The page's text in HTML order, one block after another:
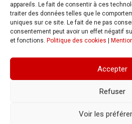
appareils. Le fait de consentir à ces
traiter des données telles que le
uniques sur ce site. Le fait de ne pas
consentement peut avoir un effet négatif
et fonctions. Politique des cookies
Accepter
Refuser
Voir les
Tract UD 25 — Une nouvelle attaque
maladie
TEXT WIDGET
These widgets are displayed because you
your own yet. You can do so at Appearance